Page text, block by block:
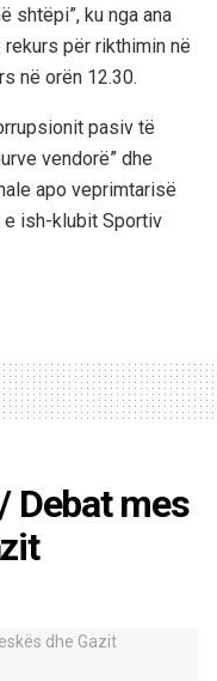
shtëpi”, ku nga ana
për rikthimin në
në orën 12.30.
pasiv të
vendorë” dhe
apo veprimtarisë
e ish-klubit Sportiv
Debat mes